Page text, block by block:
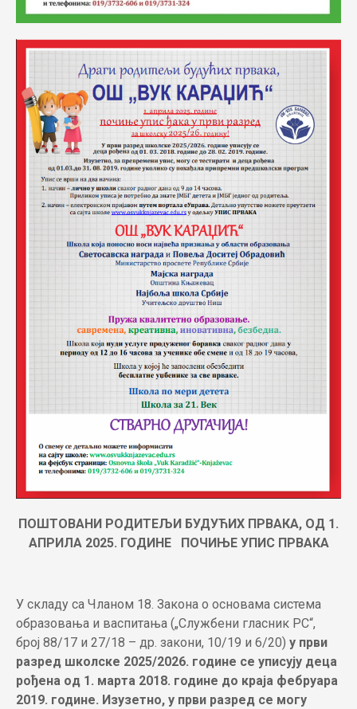
ПОШТОВАНИ РОДИТЕЉИ БУДУЋИХ ПРВАКА, ОД 1.
АПРИЛА 2025. ГОДИНЕ
ПОЧИЊЕ УПИС ПРВАКА
У складу са Чланом 18. Закона о основама система
образовања и васпитања („Службени гласник РС“,
број 88/17 и 27/18 – др. закони, 10/19 и 6/20) у први
разред школске 2025/2026. године се уписују деца
рођена oд 1. марта 2018. године до краја фебруара
2019. године. Изузетно, у први разред се могу